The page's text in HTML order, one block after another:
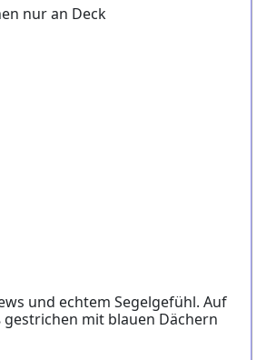
nur an Deck
und echtem Segelgefühl. Auf
mit blauen Dächern